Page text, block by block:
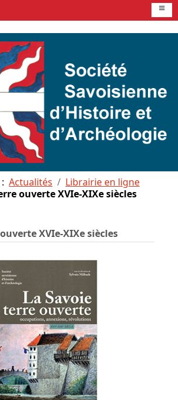
Actualités
Librairie en ligne
ouverte XVIe-XIXe siècles
XVIe-XIXe siècles
≡